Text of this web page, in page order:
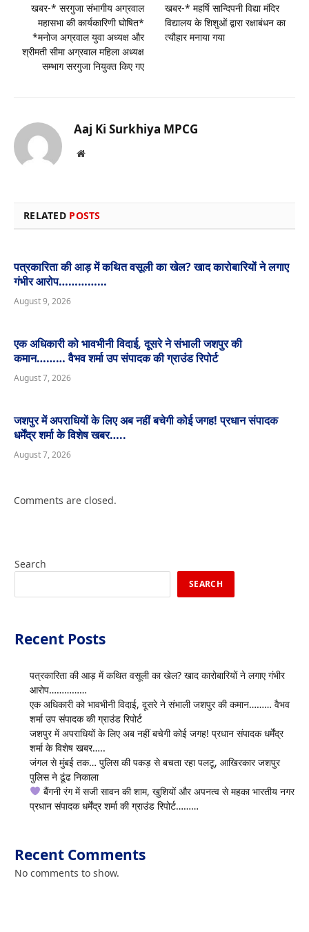
खबर-* सरगुजा संभागीय अग्रवाल
महासभा की कार्यकारिणी घोषित*
*मनोज अग्रवाल युवा अध्यक्ष और
श्रीमती सीमा अग्रवाल महिला अध्यक्ष
सम्भाग सरगुजा नियुक्त किए गए
खबर-* महर्षि सान्दिपनी विद्या मंदिर
विद्यालय के शिशुओं द्वारा रक्षाबंधन का
त्यौहार मनाया गया
Aaj Ki Surkhiya MPCG
Website
RELATED POSTS
पत्रकारिता की आड़ में कथित वसूली का खेल? खाद कारोबारियों ने लगाए
गंभीर आरोप……………
August 9, 2026
एक अधिकारी को भावभीनी विदाई, दूसरे ने संभाली जशपुर की
कमान……… वैभव शर्मा उप संपादक की ग्राउंड रिपोर्ट
August 7, 2026
जशपुर में अपराधियों के लिए अब नहीं बचेगी कोई जगह! प्रधान संपादक
धर्मेंद्र शर्मा के विशेष खबर…..
August 7, 2026
Comments are closed.
Search
SEARCH
Recent Posts
पत्रकारिता की आड़ में कथित वसूली का खेल? खाद कारोबारियों ने लगाए गंभीर
आरोप……………
एक अधिकारी को भावभीनी विदाई, दूसरे ने संभाली जशपुर की कमान……… वैभव
शर्मा उप संपादक की ग्राउंड रिपोर्ट
जशपुर में अपराधियों के लिए अब नहीं बचेगी कोई जगह! प्रधान संपादक धर्मेंद्र
शर्मा के विशेष खबर…..
जंगल से मुंबई तक… पुलिस की पकड़ से बचता रहा पलटू, आखिरकार जशपुर
पुलिस ने ढूंढ निकाला
बैंगनी रंग में सजी सावन की शाम, खुशियों और अपनत्व से महका भारतीय नगर
प्रधान संपादक धर्मेंद्र शर्मा की ग्राउंड रिपोर्ट………
Recent Comments
No comments to show.